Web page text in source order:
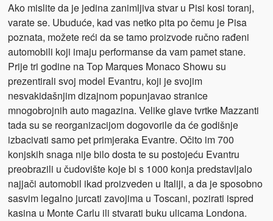
Ako mislite da je jedina zanimljiva stvar u Pisi kosi toranj,
varate se. Ubuduće, kad vas netko pita po čemu je Pisa
poznata, možete reći da se tamo proizvode ručno rađeni
automobili koji imaju performanse da vam pamet stane.
Prije tri godine na Top Marques Monaco Showu su
prezentirali svoj model Evantru, koji je svojim
nesvakidašnjim dizajnom popunjavao stranice
mnogobrojnih auto magazina. Velike glave tvrtke Mazzanti
tada su se reorganizacijom dogovorile da će godišnje
izbacivati samo pet primjeraka Evantre. Očito im 700
konjskih snaga nije bilo dosta te su postojeću Evantru
preobrazili u čudovište koje bi s 1000 konja predstavljalo
najjači automobil ikad proizveden u Italiji, a da je sposobno
sasvim legalno jurcati zavojima u Toscani, pozirati ispred
kasina u Monte Carlu ili stvarati buku ulicama Londona.